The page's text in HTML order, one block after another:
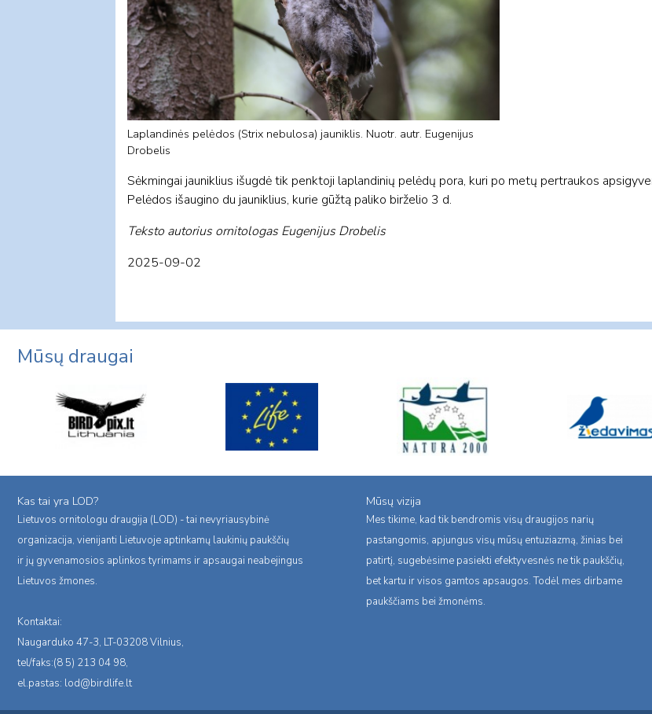
Laplandinės pelėdos (Strix nebulosa) jauniklis. Nuotr. autr. Eugenijus
Drobelis
Sėkmingai jauniklius išugdė tik penktoji laplandinių pelėdų pora, kuri po metų pertraukos
Pelėdos išaugino du jauniklius, kurie gūžtą paliko birželio 3 d.
Teksto autorius ornitologas Eugenijus Drobelis
2025-09-02
Mūsų draugai
Kas tai yra LOD?
Lietuvos ornitologu draugija (LOD) - tai nevyriausybinė
organizacija, vienijanti Lietuvoje aptinkamų laukinių paukščių
ir jų gyvenamosios aplinkos tyrimams ir apsaugai neabejingus
Lietuvos žmones.
Kontaktai:
Naugarduko 47-3, LT-03208 Vilnius,
tel/faks:(8 5) 213 04 98,
el.pastas: lod@birdlife.lt
Mūsų vizija
Mes tikime, kad tik bendromis visų draugijos narių
pastangomis, apjungus visų mūsų entuziazmą, žinias bei
patirtį, sugebėsime pasiekti efektyvesnės ne tik paukščių,
bet kartu ir visos gamtos apsaugos. Todėl mes dirbame
paukščiams bei žmonėms.